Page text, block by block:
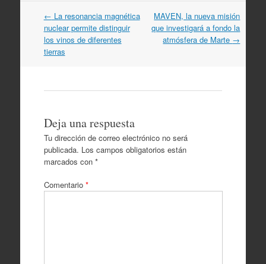
Navegación
por
artículos
← La resonancia magnética
nuclear permite distinguir
los vinos de diferentes
tierras
MAVEN, la nueva misión
que investigará a fondo la
atmósfera de Marte →
Deja una respuesta
Tu dirección de correo electrónico no será
publicada. Los campos obligatorios están
marcados con *
Comentario *